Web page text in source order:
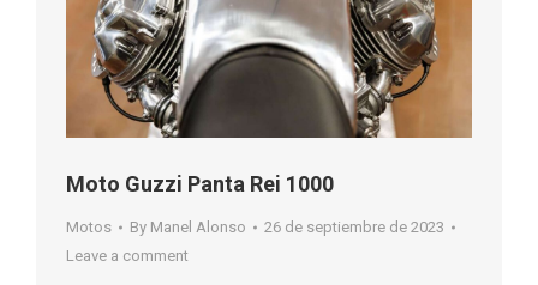
Moto Guzzi Panta Rei 1000
Motos By Manel Alonso
26 de septiembre de 2023
Leave a comment